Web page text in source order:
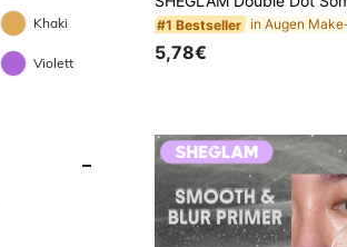
Khaki
Violett
#1 Bestseller in Augen
(1000+)
#1 Bestseller in Augen
(1000+)
#1 Bestseller
5,78€